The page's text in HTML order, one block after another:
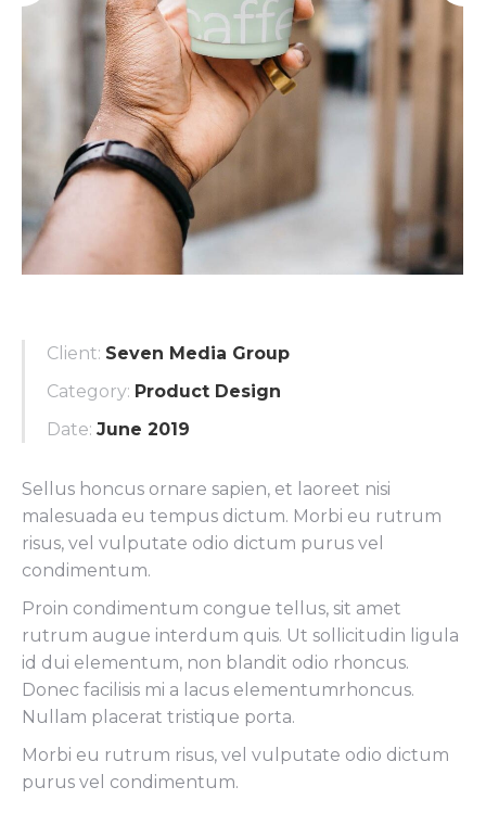
Client: Seven Media Group
Category: Product Design
Date: June 2019
Sellus honcus ornare sapien, et laoreet nisi
malesuada eu tempus dictum. Morbi eu rutrum
risus, vel vulputate odio dictum purus vel
condimentum.
Proin condimentum congue tellus, sit amet
rutrum augue interdum quis. Ut sollicitudin ligula
id dui elementum, non blandit odio rhoncus.
Donec facilisis mi a lacus elementumrhoncus.
Nullam placerat tristique porta.
Morbi eu rutrum risus, vel vulputate odio dictum
purus vel condimentum.